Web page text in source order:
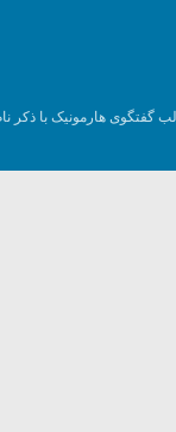
گفتگوی هارمونیک با